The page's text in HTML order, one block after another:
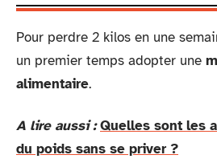
Pour perdre 2 kilos en une
un premier temps adopter une
alimentaire.
A lire aussi : Quelles sont les
du poids sans se priver ?